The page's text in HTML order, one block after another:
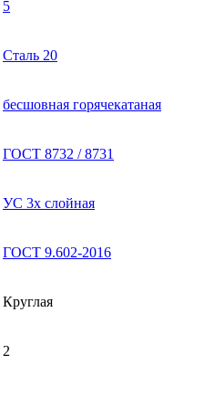
5
Сталь 20
бесшовная горячекатаная
ГОСТ 8732 / 8731
УС 3х слойная
ГОСТ 9.602-2016
Круглая
2